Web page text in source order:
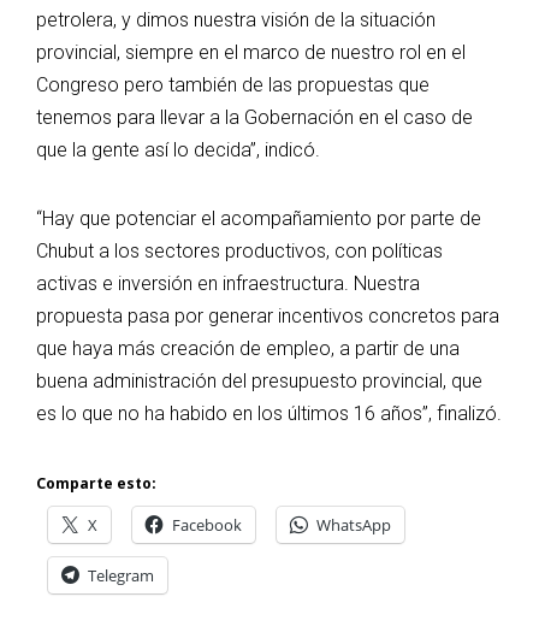
petrolera, y dimos nuestra visión de la situación
provincial, siempre en el marco de nuestro rol en el
Congreso pero también de las propuestas que
tenemos para llevar a la Gobernación en el caso de
que la gente así lo decida”, indicó.
“Hay que potenciar el acompañamiento por parte de
Chubut a los sectores productivos, con políticas
activas e inversión en infraestructura. Nuestra
propuesta pasa por generar incentivos concretos para
que haya más creación de empleo, a partir de una
buena administración del presupuesto provincial, que
es lo que no ha habido en los últimos 16 años”, finalizó.
Comparte esto:
X Facebook WhatsApp
Telegram